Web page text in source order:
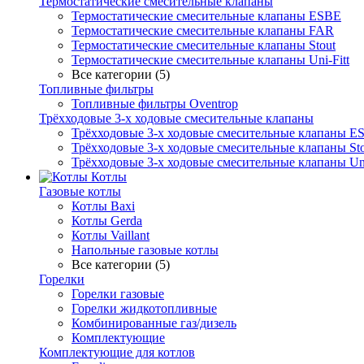
Термостатические смесительные клапаны ESBE
Термостатические смесительные клапаны FAR
Термостатические смесительные клапаны Stout
Термостатические смесительные клапаны Uni-Fitt
Все категории (5)
Топливные фильтры
Топливные фильтры Oventrop
Трёхходовые 3-х ходовые смесительные клапаны
Трёхходовые 3-х ходовые смесительные клапаны
Трёхходовые 3-х ходовые смесительные клапаны
Трёхходовые 3-х ходовые смесительные клапаны
Котлы
Газовые котлы
Котлы Baxi
Котлы Gerda
Котлы Vaillant
Напольные газовые котлы
Все категории (5)
Горелки
Горелки газовые
Горелки жидкотопливные
Комбинированные газ/дизель
Комплектующие
Комплектующие для котлов